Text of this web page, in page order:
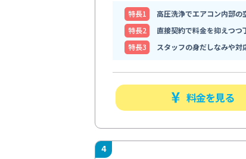
特⻑1
高圧洗浄でエアコン内部の
特⻑2
直接契約で料金を抑えつ
特⻑3
スタッフの身だしなみや対
料金を見る
4